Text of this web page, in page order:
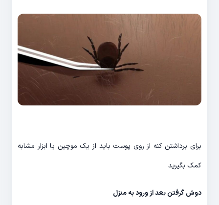
برای برداشتن کنه از روی پوست باید از یک موچین یا ابزار مشابه
کمک بگیرید
دوش گرفتن بعد از ورود به منزل